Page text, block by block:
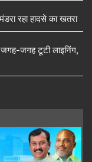
रहा हादसे का खतरा
जगह टूटी लाइनिंग,